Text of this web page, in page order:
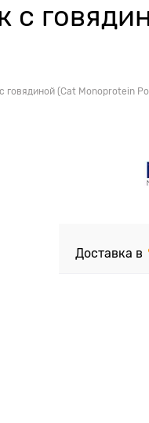
с
говядиной (Cat Monoprotein
Доставка в